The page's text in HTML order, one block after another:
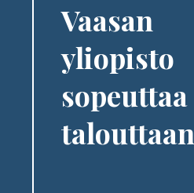
Vaasan
yliopisto
sopeuttaa
talouttaan